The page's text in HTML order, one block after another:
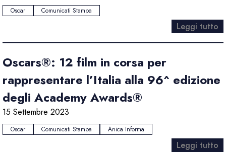
Oscar Comunicati Stampa
Leggi tutto
Oscars®: 12 film in corsa per
rappresentare l’Italia alla 96^ edizione
degli Academy Awards®
15 Settembre 2023
Oscar Comunicati Stampa Anica Informa
Leggi tutto